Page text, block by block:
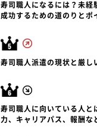
寿司職人になるには？未経
成功するための道のりとポ
寿司職人派遣の現状と厳し
寿司職人に向いている人と
力、キャリアパス、報酬な